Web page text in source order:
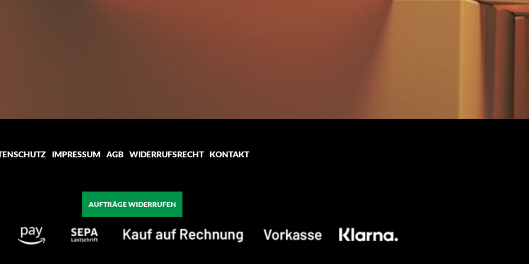
IMPRESSUM AGB WIDERRUFSRECHT KONTAKT
AUFTRÄGE WIDERRUFEN